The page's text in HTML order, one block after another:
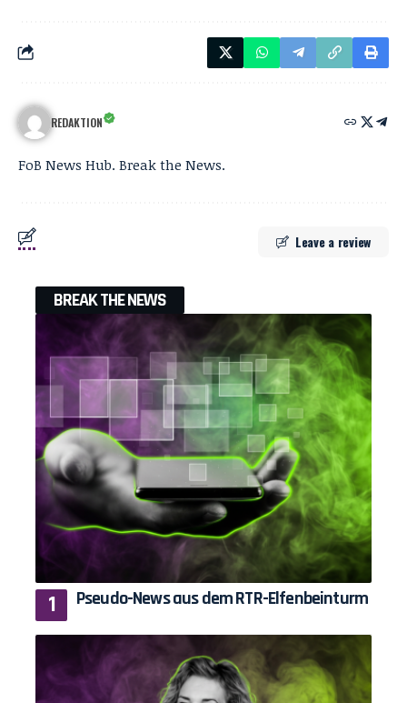
REDAKTION
FoB News Hub. Break the News.
Leave a review
BREAK THE NEWS
Pseudo-News aus dem RTR-Elfenbeinturm